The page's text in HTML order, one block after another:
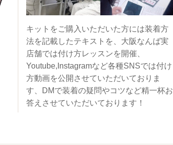
キットをご購入いただいた方には装着方
法を記載したテキストを、大阪なんば実
店舗では付け方レッスンを開催、
Youtube,Instagramなど各種SNSでは付け
方動画を公開させていただいておりま
す、DMで装着の疑問やコツなど精一杯お
答えさせていただいております！